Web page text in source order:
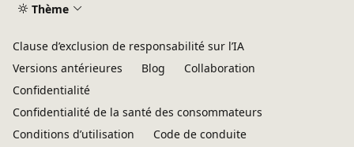
Thème
Clause d’exclusion de responsabilité sur l’IA
Versions antérieures
Blog
Collaboration
Confidentialité
Confidentialité de la santé des consommateurs
Conditions d’utilisation
Code de conduite